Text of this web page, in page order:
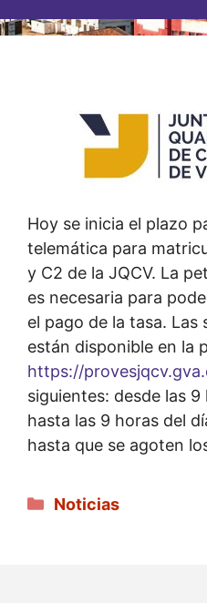
Hoy se inicia el plazo
telemática para
y C2 de la JQCV. La
es necesaria para
el pago de la tasa.
están disponible en la
https://
siguientes: desde las
hasta las 9 horas del
hasta que se agoten
Categorías
Noticias